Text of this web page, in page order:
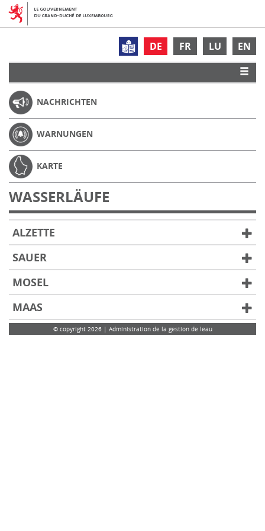
DE FR LU EN
NACHRICHTEN
WARNUNGEN
KARTE
WASSERLÄUFE
ALZETTE
SAUER
MOSEL
MAAS
© copyright 2026 | Administration de la gestion de leau